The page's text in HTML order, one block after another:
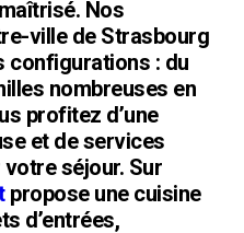
Nos
ville de Strasbourg
configurations : du
nombreuses en
profitez d’une
et de services
séjour. Sur
propose une cuisine
d’entrées,